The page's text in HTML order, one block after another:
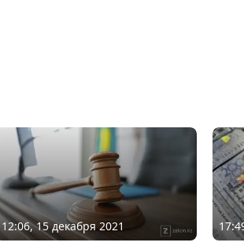
12:06, 15 декабря 2021